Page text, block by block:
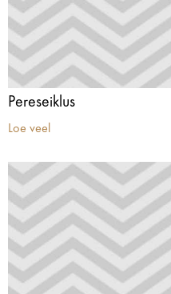
Pereseiklus
Loe veel